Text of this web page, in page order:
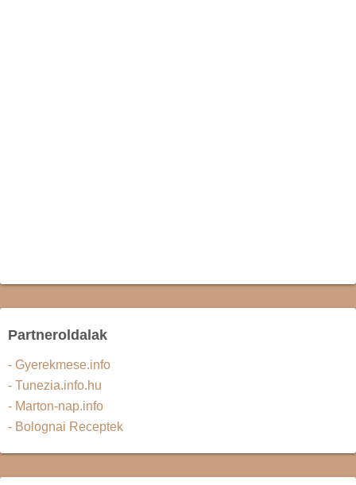
Partneroldalak
- Gyerekmese.info
- Tunezia.info.hu
- Marton-nap.info
- Bolognai Receptek